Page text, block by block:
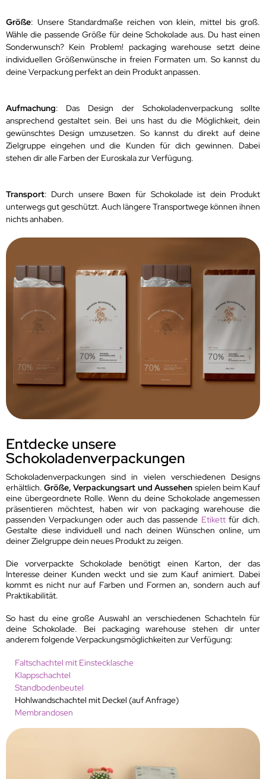
Größe: Unsere Standardmaße reichen von klein, mittel bis groß.
Wähle die passende Größe für deine Schokolade aus. Du hast einen
Sonderwunsch? Kein Problem! packaging warehouse setzt deine
individuellen Größenwünsche in freien Formaten um. So kannst du
deine Verpackung perfekt an dein Produkt anpassen.
Aufmachung: Das Design der Schokoladenverpackung sollte
ansprechend gestaltet sein. Bei uns hast du die Möglichkeit, dein
gewünschtes Design umzusetzen. So kannst du direkt auf deine
Zielgruppe eingehen und die Kunden für dich gewinnen. Dabei
stehen dir alle Farben der Euroskala zur Verfügung.
Transport: Durch unsere Boxen für Schokolade ist dein Produkt
unterwegs gut geschützt. Auch längere Transportwege können ihnen
nichts anhaben.
Entdecke unsere
Schokoladenverpackungen
Schokoladenverpackungen sind in vielen verschiedenen Designs
erhältlich. Größe, Verpackungsart und Aussehen spielen beim Kauf
eine übergeordnete Rolle. Wenn du deine Schokolade angemessen
präsentieren möchtest, haben wir von packaging warehouse die
passenden Verpackungen oder auch das passende Etikettfür dich.
Gestalte diese individuell und nach deinen Wünschen online, um
deiner Zielgruppe dein neues Produkt zu zeigen.
Die vorverpackte Schokolade benötigt einen Karton, der das
Interesse deiner Kunden weckt und sie zum Kauf animiert. Dabei
kommt es nicht nur auf Farben und Formen an, sondern auch auf
Praktikabilität.
So hast du eine große Auswahl an verschiedenen Schachteln für
deine Schokolade. Bei packaging warehouse stehen dir unter
anderem folgende Verpackungsmöglichkeiten zur Verfügung:
Faltschachtel mit Einstecklasche
Klappschachtel
Standbodenbeutel
Hohlwandschachtel mit Deckel (auf Anfrage)
Membrandosen